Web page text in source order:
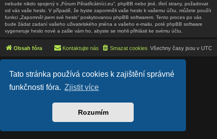
Tato stránka používá cookies k zajištění správné
funkčnosti fóra. Zjistit více
Rozumím
nebude nikdo spojený s „Fórum Pětatřicátníci.eu“, phpBB nebo jiné, třetí strany, požadovat
od vás vaše heslo. V případě, že byste zapomněli vaše heslo k vašemu účtu, můžete použít
funkci „Zapomněl jsem své heslo“ poskytovanou phpBB softwarem. Tento proces po vás
bude žádat zadaní vašeho uživatelského jména a vašeho e-mailu, poté phpBB software
vygeneruje heslo nové a zašle vám ho, abyste se mohli přihlásit ke svému účtu.
Obsah fóra Všechny časy jsou v UTC
Smazat cookies
Kontaktujte nás
Co-Author: MannixMD
Český překlad –